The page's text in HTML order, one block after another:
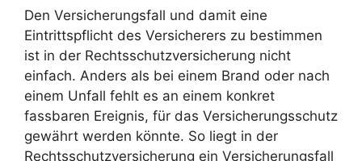
Den Versicherungsfall und damit eine
Eintrittspflicht des Versicherers zu bestimmen
ist in der Rechtsschutzversicherung nicht
einfach. Anders als bei einem Brand oder nach
einem Unfall fehlt es an einem konkret
fassbaren Ereignis, für das Versicherungsschutz
gewährt werden könnte. So liegt in der
Rechtsschutzversicherung ein Versicherungsfall